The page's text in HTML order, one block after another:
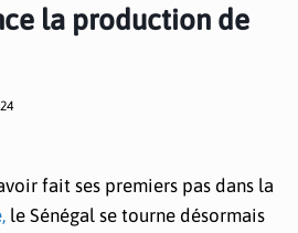
la production de
fait ses premiers pas dans la
le Sénégal se tourne désormais